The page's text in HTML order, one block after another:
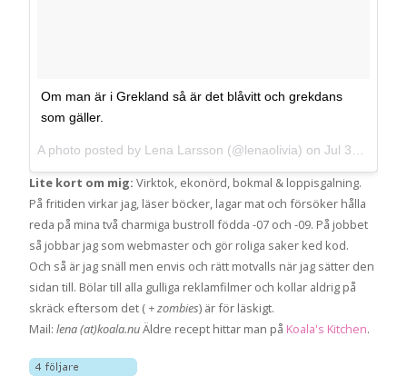
Om man är i Grekland så är det blåvitt och grekdans
som gäller.
A photo posted by Lena Larsson (@lenaolivia) onJul 31, 2013 at 8:50am PDT
Lite kort om mig: Virktok, ekonörd, bokmal & loppisgalning.
På fritiden virkar jag, läser böcker, lagar mat och försöker hålla
reda på mina två charmiga bustroll födda -07 och -09. På jobbet
så jobbar jag som webmaster och gör roliga saker ked kod.
Och så är jag snäll men envis och rätt motvalls när jag sätter den
sidan till. Bölar till alla gulliga reklamfilmer och kollar aldrig på
skräck eftersom det ( + zombies) är för läskigt.
Mail:lena (at)koala.nuÄldre recept hittar man på Koala's Kitchen.